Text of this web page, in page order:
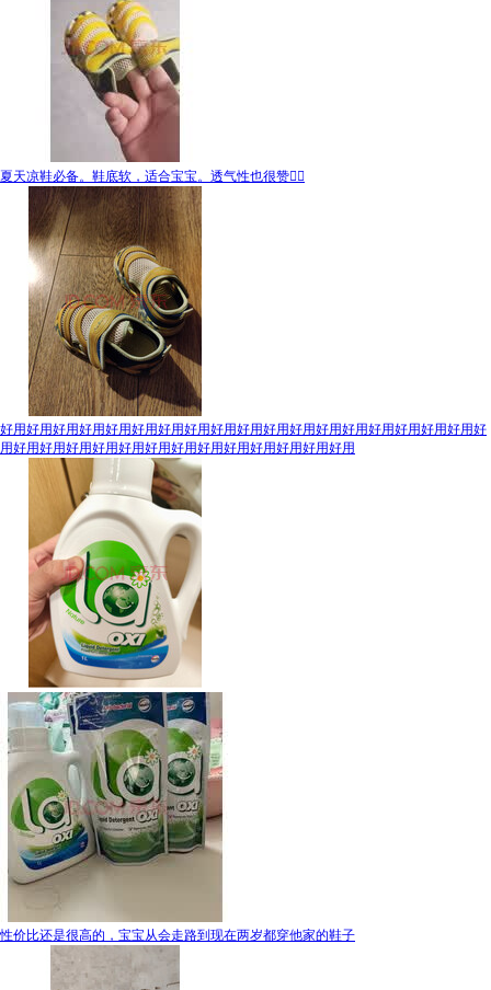
夏天凉鞋必备。鞋底软，适合宝宝。透气性也很赞👍🏻
好用好用好用好用好用好用好用好用好用好用好用好用好用好用好用好用好用好用好
用好用好用好用好用好用好用好用好用好用好用好用好用好用
性价比还是很高的，宝宝从会走路到现在两岁都穿他家的鞋子